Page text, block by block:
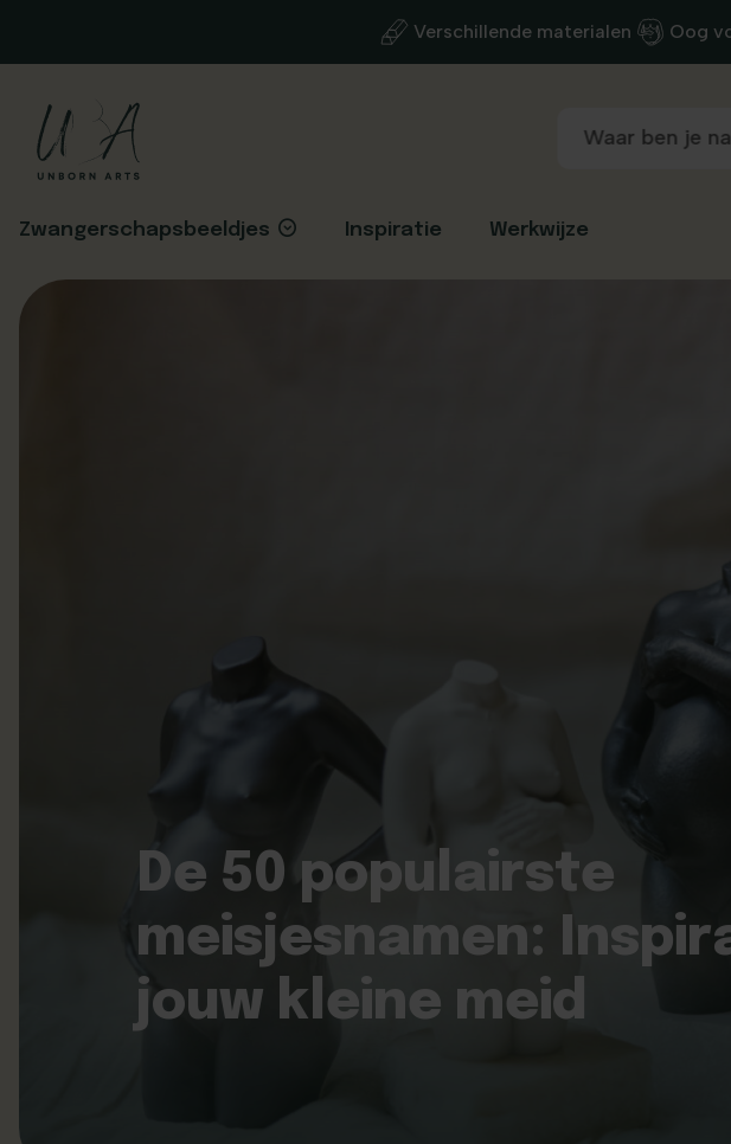
Verschillende materialen Oog
Zwangerschapsbeeldjes Inspiratie Werkwijze
De 50 populairste
meisjesnamen:
jouw kleine meid